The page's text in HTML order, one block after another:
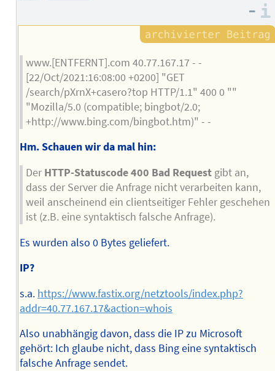
–
www.[ENTFERNT].com 40.77.167.17 - -
[22/Oct/2021:16:08:00 +0200] "GET
/search/pXrnX+casero?top HTTP/1.1" 400 0 ""
"Mozilla/5.0 (compatible; bingbot/2.0;
+http://www.bing.com/bingbot.htm)" - -
Hm. Schauen wir da mal hin:
Der HTTP-Statuscode 400 Bad Requestgibt an,
dass der Server die Anfrage nicht verarbeiten kann,
weil anscheinend ein clientseitiger Fehler geschehen
ist (z.B. eine syntaktisch falsche Anfrage).
Es wurden also 0 Bytes geliefert.
IP?
s.a. https://www.fastix.org/netztools/index.php?
addr=40.77.167.17&action=whois
Also unabhängig davon, dass die IP zu Microsoft
gehört: Ich glaube nicht, dass Bing eine syntaktisch
falsche Anfrage sendet.